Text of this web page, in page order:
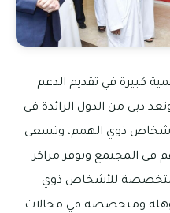
كبيرة في تقديم الدعم
دبي من الدول الرائدة في
ذوي الهمم، وتسعى
في المجتمع وتوفر مراكز
للأشخاص ذوي
ومتخصصة في مجالات